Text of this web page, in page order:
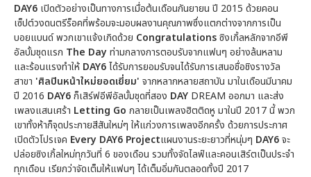
DAY6 เปิดตัวอย่างเป็นทางการเมื่อต้นเดือนกันยายน ปี 2015 ด้วยคอน
เซ็ปต์วงดนตรีร็อคที่พร้อมจะมอบผลงานคุณภาพซึ่งแตกต่างจากการเป็น
บอยแบนด์ พวกเขาแจ้งเกิดด้วย Congratulationsซิงเกิ้ลหลักจากอีพี
อัลบั้มชุดแรก The Dayท่ามกลางการตอบรับจากแฟนๆ อย่างล้นหลาม
และร้อนแรงทำให้ DAY6ได้รับการยอมรับจนได้รับการเสนอชื่อชิงรางวัล
สาขา 'ศิลปินหน้าใหม่ยอดเยี่ยม' จากหลากหลายสถาบัน มาในเดือนมีนาคม
ปี 2016 DAY6ก็เสิร์ฟอีพีอัลบั้มชุดที่สอง DAY DREAM ออกมา และส่ง
เพลงแสนเศร้า Letting Go กลายเป็นเพลงฮิตติดหู มาในปี 2017 นี้ พวก
เขาทั้งห้าก็จุดประกายสีสันใหม่ๆ ให้แก่วงการเพลงอีกครั้ง ด้วยการประกาศ
เปิดตัวโปรเจค Every DAY6 Projectแผนงานระยะยาวที่หนุ่มๆ DAY6จะ
ปล่อยซิงเกิ้ลใหม่ทุกวันที่ 6 ของเดือน รวมทั้งจัดไลฟ์และคอนเสิร์ตเป็นประจำ
ทุกเดือน เรียกว่าจัดเต็มให้แฟนๆ ได้เต็มอิ่มกันตลอดทั้งปี 2017